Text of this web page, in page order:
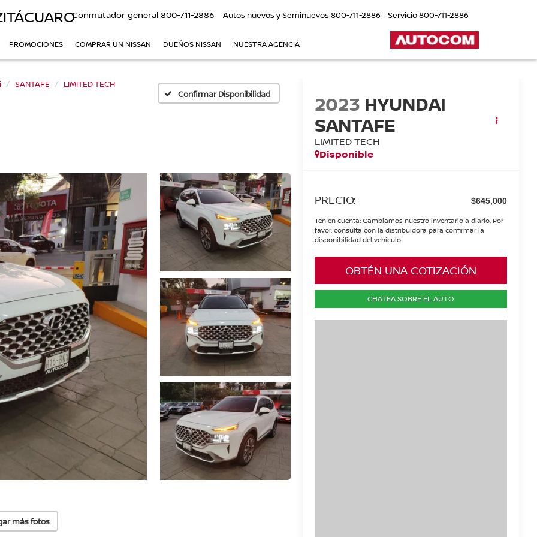
Conmutador general 800-711-2886 Autos nuevos y Seminuevos800-711-2886 Servicio800-711-2886
PROMOCIONES COMPRAR UN NISSAN DUEÑOS NISSAN NUESTRA AGENCIA
SANTAFE
LIMITED TECH
Confirmar Disponibilidad
más fotos
2023 HYUNDAI
SANTAFE
LIMITED TECH
Disponible
PRECIO: $645,000
Ten en cuenta: Cambiamos nuestro inventario a diario. Por
favor, consulta con la distribuidora para confirmar la
disponibilidad del vehículo.
OBTÉN UNA COTIZACIÓN
CHATEA SOBRE EL AUTO